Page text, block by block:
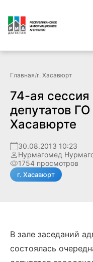
Главная/г. Хасавюрт
74-ая
депутатов
Хасавюрте
30.08.2013 10:23
Нурмагомед
1754 просмотров
г. Хасавюрт
В зале заседаний
состоялась